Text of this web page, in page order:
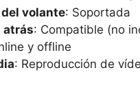
volante: Soportada
atrás: Compatible (no
y offline
: Reproducción de